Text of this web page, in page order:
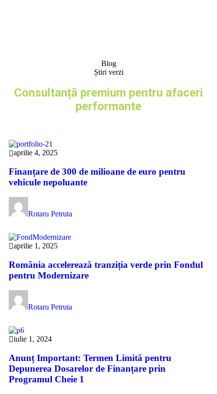
Blog
Știri verzi
Consultanță premium pentru afaceri
performante
aprilie 4, 2025
Finanțare de 300 de milioane de euro pentru
vehicule nepoluante
Rotaru Petruta
aprilie 1, 2025
România accelerează tranziția verde prin Fondul
pentru Modernizare
Rotaru Petruta
iulie 1, 2024
Anunț Important: Termen Limită pentru
Depunerea Dosarelor de Finanțare prin
Programul Cheie 1